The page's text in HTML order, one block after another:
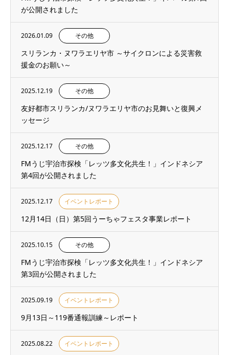
が公開されました
2026.01.09 その他
スリランカ・ヌワラエリヤ市 ～サイクロンによる災害救
援金のお願い～
2025.12.19 その他
友好都市スリランカ/ヌワラエリヤ市のお見舞いと復興メ
ッセージ
2025.12.17 その他
FMうじ宇治市探検「レッツ多文化共生！」インドネシア
第4回が公開されました
2025.12.17 イベントレポート
12月14日（日）第5回うーちゃフェスタ事業レポート
2025.10.15 その他
FMうじ宇治市探検「レッツ多文化共生！」インドネシア
第3回が公開されました
2025.09.19 イベントレポート
9月13日～119番通報訓練～レポート
2025.08.22 イベントレポート